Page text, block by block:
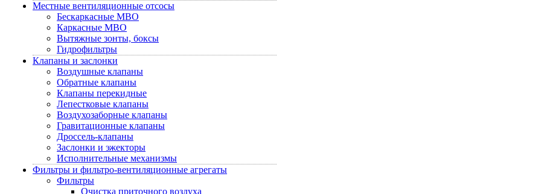
Местные вентиляционные отсосы
Бескаркасные МВО
Каркасные МВО
Вытяжные зонты, боксы
Гидрофильтры
Клапаны и заслонки
Воздушные клапаны
Обратные клапаны
Клапаны перекидные
Лепестковые клапаны
Воздухозаборные клапаны
Гравитационные клапаны
Дроссель-клапаны
Заслонки и эжекторы
Исполнительные механизмы
Фильтры и фильтро-вентиляционные агрегаты
Фильтры
Очистка приточного воздуха